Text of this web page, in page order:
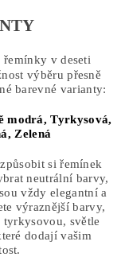
v deseti
výběru přesně
barevné varianty:
modrá,Tyrkysová,
Zelená
si řemínek
neutrální barvy,
vždy elegantní a
výraznější barvy,
světle
dodají vašim